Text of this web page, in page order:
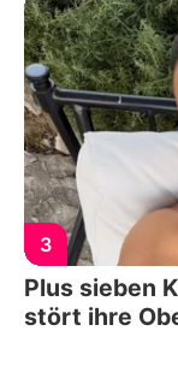
3
Plus sieben
stört ihre